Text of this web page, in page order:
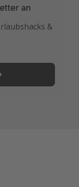
an
&
als